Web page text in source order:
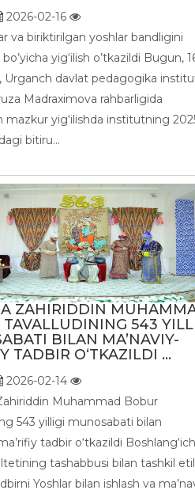
2026-02-16
va biriktirilgan yoshlar bandligini
yig‘ilish o’tkazildi Bugun,
Urganch davlat pedagogika
Madraximova rahbarligida
mazkur yig‘ilishda institutning
bitiru...
ZAHIRIDDIN
TAVALLUDINING 543
BILAN MA’NAVIY-
TADBIR O‘TKAZILDI ...
2026-02-14
Muhammad Bobur
543 yilligi munosabati bilan
tadbir o‘tkazildi Boshlang‘ich
tashabbusi bilan tashkil
Yoshlar bilan ishlash va